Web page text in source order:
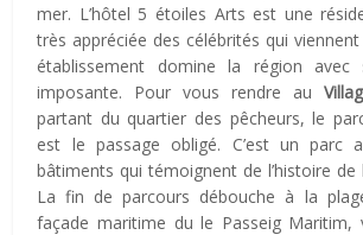
mer. L’hôtel 5 étoiles Arts est une
très appréciée des célébrités qui
établissement domine la région avec
imposante. Pour vous rendre au
partant du quartier des pêcheurs, le
est le passage obligé. C’est un parc
bâtiments qui témoignent de l’histoire de
La fin de parcours débouche à la
façade maritime du le Passeig Maritim,